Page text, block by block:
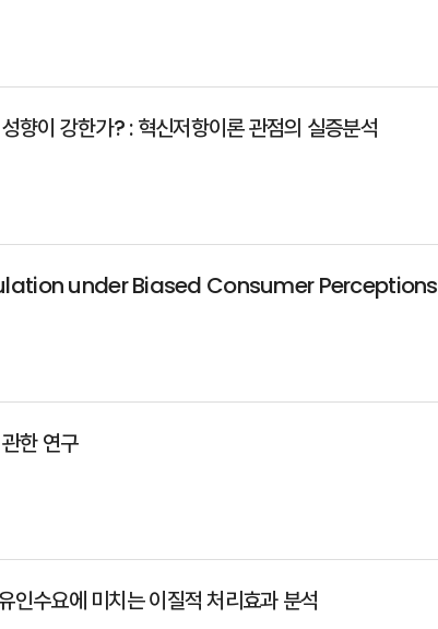
향이 강한가? : 혁신저항이론 관점의 실증분석
under Biased Consumer Perceptions
한 연구
인수요에 미치는 이질적 처리효과 분석